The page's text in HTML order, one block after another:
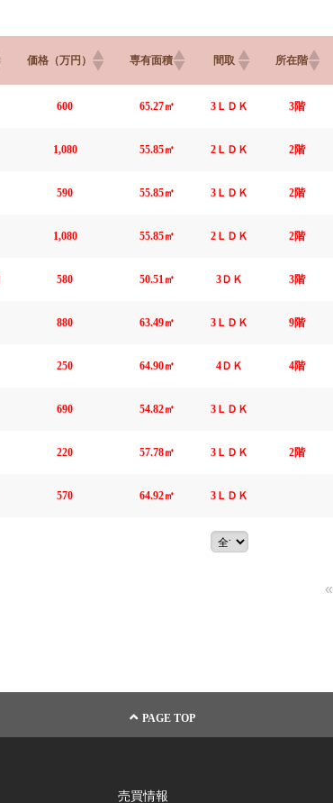
価格（万円） 専有面積 間取 所在階
600 65.27㎡ 3ＬＤＫ 3階
1,080 55.85㎡ 2ＬＤＫ 2階
590 55.85㎡ 3ＬＤＫ 2階
1,080 55.85㎡ 2ＬＤＫ 2階
580 50.51㎡ 3ＤＫ 3階
880 63.49㎡ 3ＬＤＫ 9階
250 64.90㎡ 4ＤＫ 4階
690 54.82㎡ 3ＬＤＫ
220 57.78㎡ 3ＬＤＫ 2階
570 64.92㎡ 3ＬＤＫ
«
PAGE TOP
売買情報